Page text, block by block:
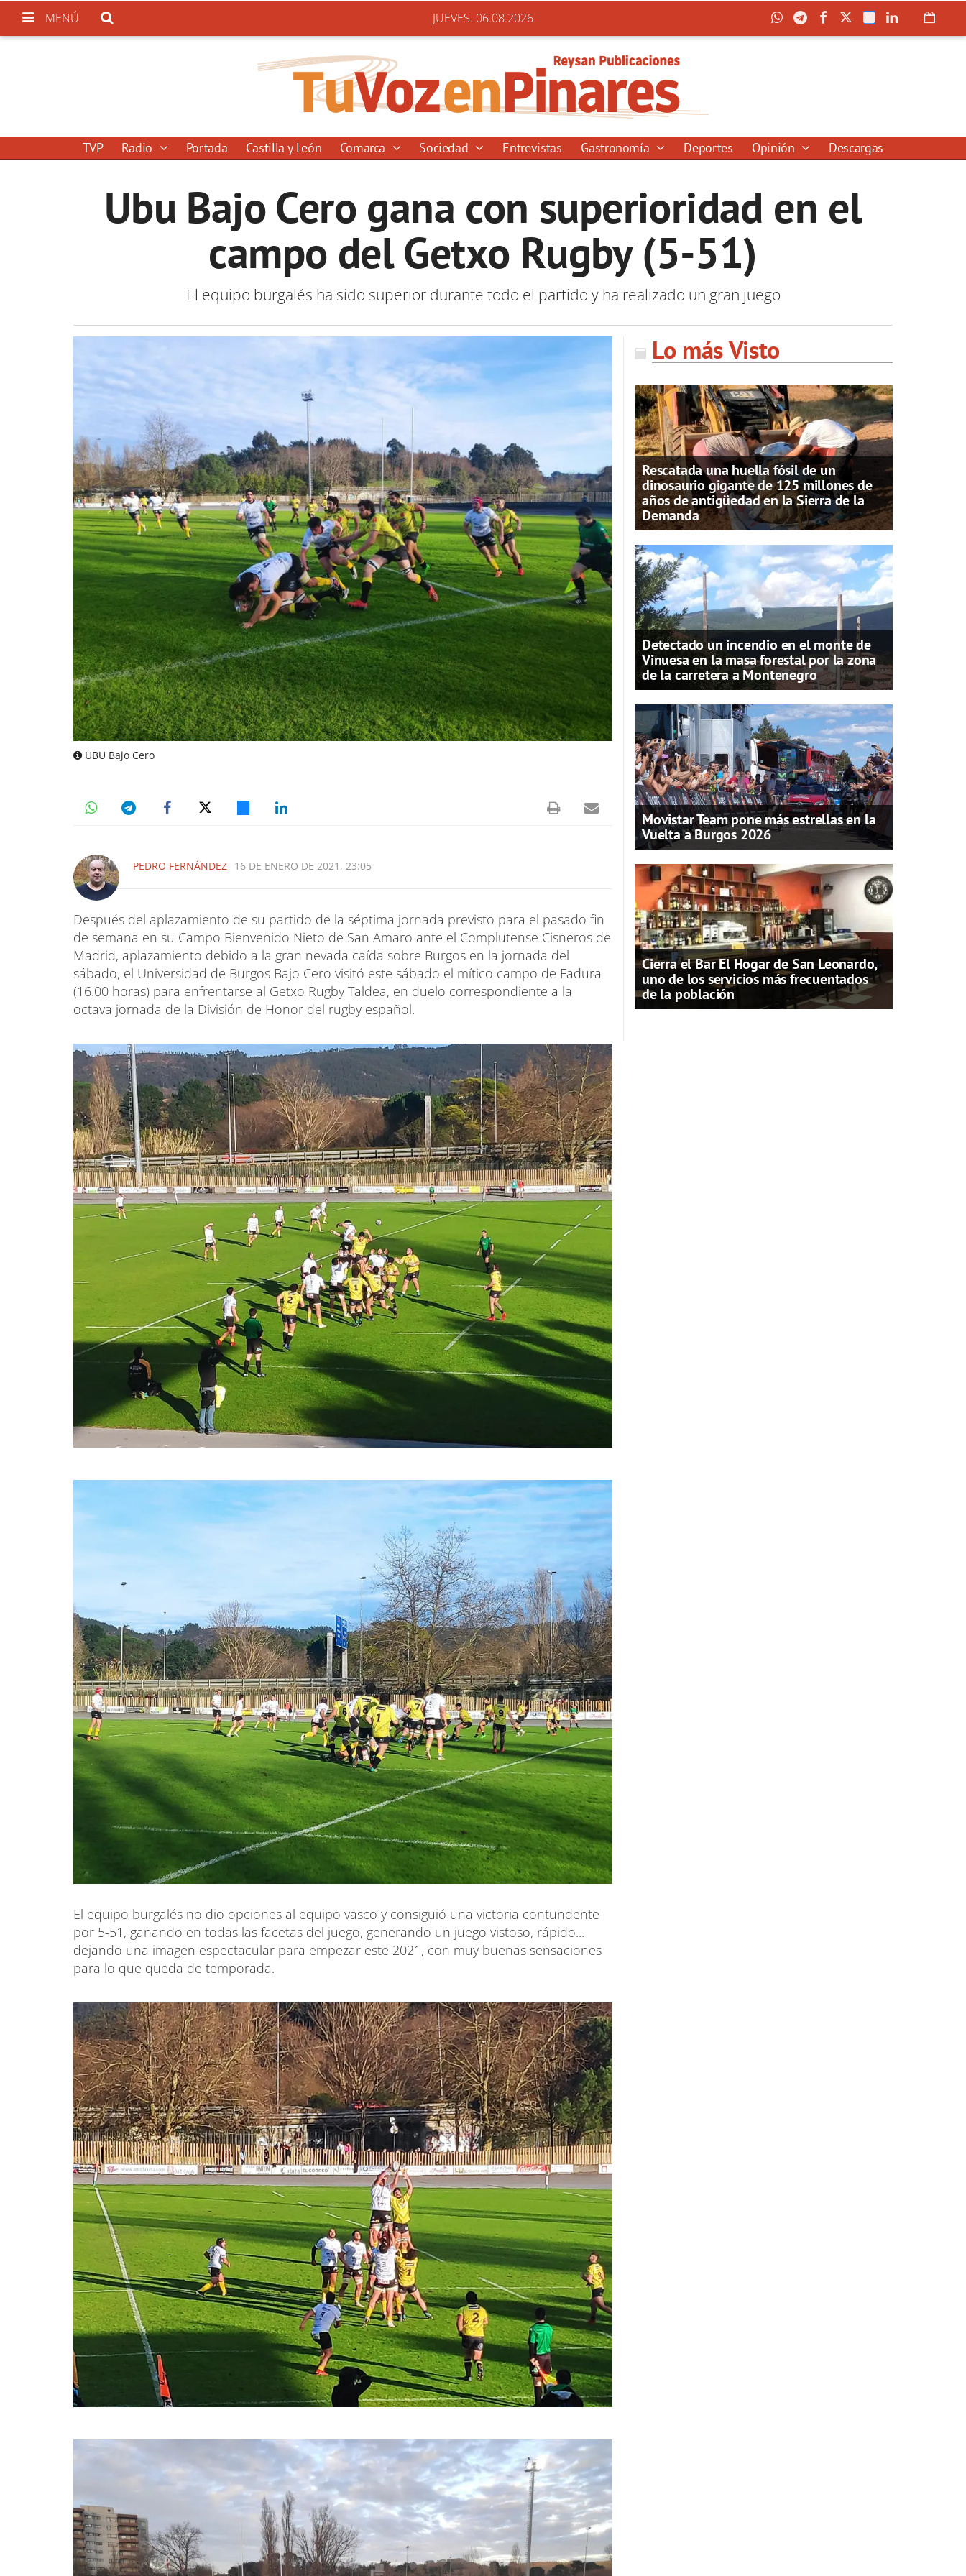
MENÚ JUEVES. 06.08.2026
TVP Radio Portada Castilla y León Comarca Sociedad Entrevistas Gastronomía Deportes Opinión Descargas
Ubu Bajo Cero gana con superioridad en el
campo del Getxo Rugby (5-51)
El equipo burgalés ha sido superior durante todo el partido y ha realizado un gran juego
UBU Bajo Cero
PEDRO FERNÁNDEZ 16 DE ENERO DE 2021, 23:05
Después del aplazamiento de su partido de la séptima jornada previsto para el pasado fin
de semana en su Campo Bienvenido Nieto de San Amaro ante el Complutense Cisneros de
Madrid, aplazamiento debido a la gran nevada caída sobre Burgos en la jornada del
sábado, el Universidad de Burgos Bajo Cero visitó este sábado el mítico campo de Fadura
(16.00 horas) para enfrentarse al Getxo Rugby Taldea, en duelo correspondiente a la
octava jornada de la División de Honor del rugby español.
El equipo burgalés no dio opciones al equipo vasco y consiguió una victoria contundente
por 5-51, ganando en todas las facetas del juego, generando un juego vistoso, rápido...
dejando una imagen espectacular para empezar este 2021, con muy buenas sensaciones
para lo que queda de temporada.
Lo más Visto
Rescatada una huella fósil de un
dinosaurio gigante de 125 millones de
años de antigüedad en la Sierra de la
Demanda
Detectado un incendio en el monte de
Vinuesa en la masa forestal por la zona
de la carretera a Montenegro
Movistar Team pone más estrellas en la
Vuelta a Burgos 2026
Cierra el Bar El Hogar de San Leonardo,
uno de los servicios más frecuentados
de la población